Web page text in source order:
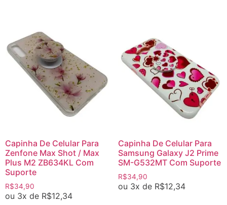
Capinha De Celular Para
Zenfone Max Shot / Max
Plus M2 ZB634KL Com
Suporte
R$34,90
ou 3x de R$12,34
Capinha De Celular Para
Samsung Galaxy J2 Prime
SM-G532MT Com Suporte
R$34,90
ou 3x de R$12,34